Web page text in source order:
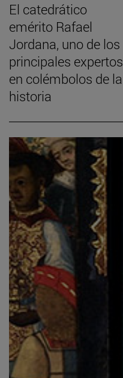
El catedrático
emérito Rafael
Jordana, uno de los
principales expertos
en colémbolos de la
historia